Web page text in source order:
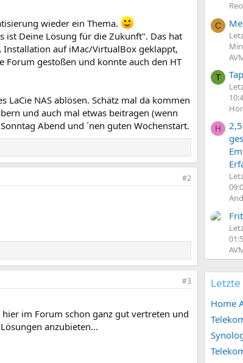
wieder ein Thema.
ist Deine Lösung für die Zukunft". Das hat
auf iMac/VirtualBox geklappt,
Forum gestoßen und konnte auch den HT
NAS ablösen. Schätz mal da kommen
und auch mal etwas beitragen (wenn
Abend und ´nen guten Wochenstart.
#2
#3
im Forum schon ganz gut vertreten und
anzubieten...
C
T
H
Home